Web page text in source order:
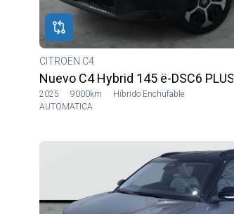
CITROËN C4
Nuevo C4 Hybrid 145 ë-DSC6 PLUS
2025 9000km
Híbrido Enchufable
AUTOMATICA